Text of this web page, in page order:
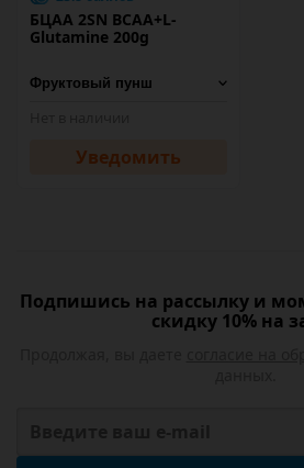
БЦАА 2SN BCAA+L-
Glutamine 200g
Уведомить
Подпишись на рассылку и
скидку 10% на